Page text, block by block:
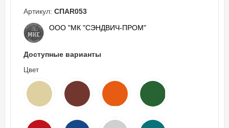
Артикул: СПAR053
ООО "МК "СЭНДВИЧ-ПРОМ"
Доступные варианты
Цвет